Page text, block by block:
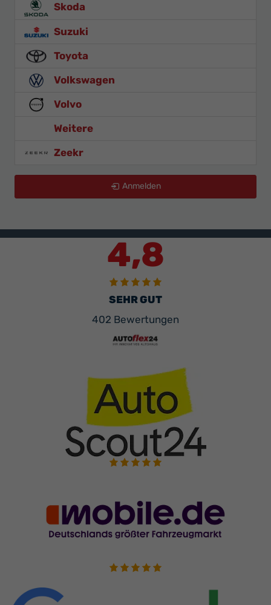
Skoda
Suzuki
Toyota
Volkswagen
Volvo
Weitere
Zeekr
Anmelden
4,8
SEHR GUT
402 Bewertungen